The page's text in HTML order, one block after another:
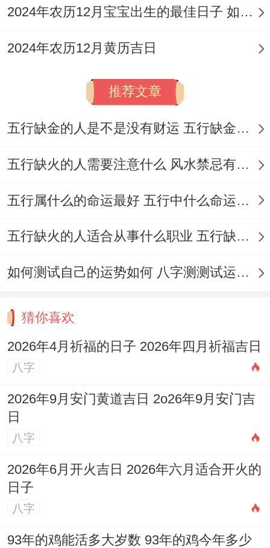
开光、出行、开市、交易、入宅等多项吉
事。
阳历2026年4月12日,星期日，农历二月廿
五：此日青龙（黄道吉日）值日，宜祭祀、
许愿。
次选吉日（可依据具体情况考虑）
阳历2026年4月4日，星期六；农历二月十
日需忌纳采、开光、安床、嫁娶、开市！
阳历2026年4月22日；星期三;农历三月初
六
行、解除、开市、交易、挂匾等...
三：宜纳采、祭祀、祈福、求嗣、斋醮、出
行等。
阳历2026年4月6日，星期一、农历二月十
九:白虎（黑道凶日）值日 忌余事勿取,诸事
不宜。
2024年农历12月宝宝出生的最佳日子 如何挑选适合的吉日
2024年农历12月黄历吉日
推荐文章
五行缺金的人是不是没有财运 五行缺金的人命运好不好
五行缺火的人需要注意什么 风水禁忌有哪些
五行属什么的命运最好 五行中什么命运势旺盛
五行缺火的人适合从事什么职业 五行缺火的人适合从事的职业有哪些
如何测试自己的运势如何 八字测测试运运程
猜你喜欢
2026年4月祈福的日子 2026年四月祈福吉日
八字
2026年9月安门黄道吉日 2o26年9月安门吉
日
八字
2026年6月开火吉日 2026年六月适合开火的
日子
八字
93年的鸡能活多大岁数 93年的鸡今年多少